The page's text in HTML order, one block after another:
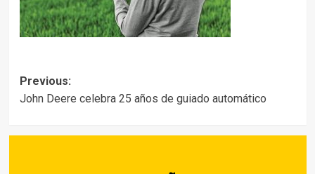
Post
Previous:
John Deere celebra 25 años de guiado automático